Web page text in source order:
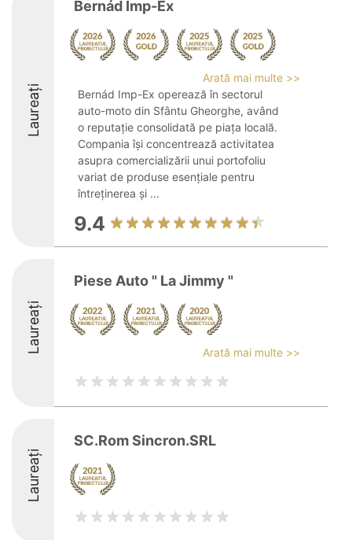
Laureați
Bernád Imp-Ex
Arată mai multe >>
Bernád Imp-Ex operează în sectorul
auto-moto din Sfântu Gheorghe, având
o reputație consolidată pe piața locală.
Compania își concentrează activitatea
asupra comercializării unui portofoliu
variat de produse esențiale pentru
întreținerea și ...
9.4
Laureați
Piese Auto " La Jimmy "
Arată mai multe >>
Laureați
SC.Rom Sincron.SRL